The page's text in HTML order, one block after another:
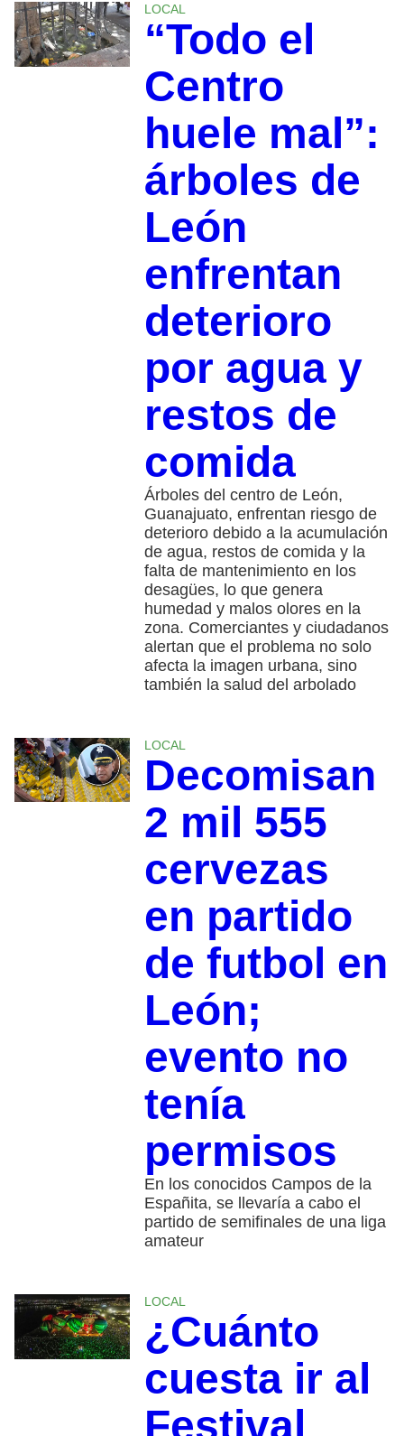
LOCAL
“Todo el
Centro
huele mal”:
árboles de
León
enfrentan
deterioro
por agua y
restos de
comida
Árboles del centro de León,
Guanajuato, enfrentan riesgo de
deterioro debido a la acumulación
de agua, restos de comida y la
falta de mantenimiento en los
desagües, lo que genera
humedad y malos olores en la
zona. Comerciantes y ciudadanos
alertan que el problema no solo
afecta la imagen urbana, sino
también la salud del arbolado
LOCAL
Decomisan
2 mil 555
cervezas
en partido
de futbol en
León;
evento no
tenía
permisos
En los conocidos Campos de la
Españita, se llevaría a cabo el
partido de semifinales de una liga
amateur
LOCAL
¿Cuánto
cuesta ir al
Festival